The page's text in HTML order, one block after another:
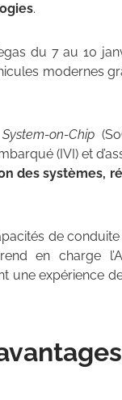
.
du 7 au 10
modernes
on-Chip
(IVI) et
des systèmes,
de
en charge
une expérience